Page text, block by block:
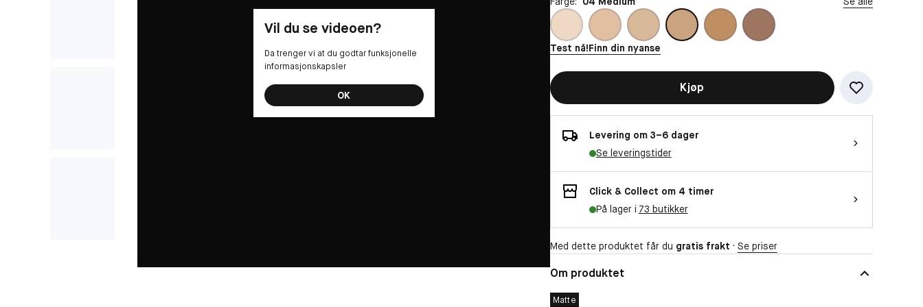
Vil du se videoen?
Da trenger vi at du godtar funksjonelle
informasjonskapsler
OK
Vil du se videoen?
Test nå!Finn din nyanse
Kjøp
Levering om 3–6 dager
Se leveringstider
Click & Collect om 4 timer
På lager i 73 butikker
Med dette produktet får du gratis frakt · Se priser
Om produktet
Matte